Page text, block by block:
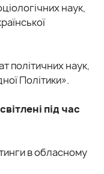
наук,
політичних наук,
Політики».
під час
в обласному